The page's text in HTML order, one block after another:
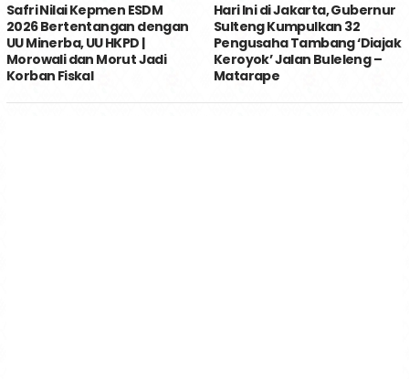
Safri Nilai Kepmen ESDM
2026 Bertentangan dengan
UU Minerba, UU HKPD |
Morowali dan Morut Jadi
Korban Fiskal
Hari Ini di Jakarta, Gubernur
Sulteng Kumpulkan 32
Pengusaha Tambang ‘Diajak
Keroyok’ Jalan Buleleng –
Matarape